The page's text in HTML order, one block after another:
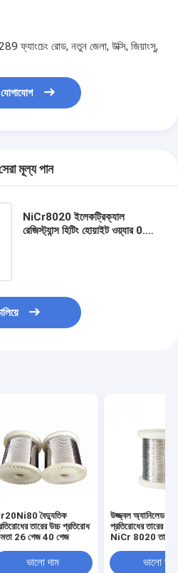
ফ্যাংচেং রোড, নতুন জেলা, উক্সি, জিয়াংসু,
মূল্য পান
NiCr8020 ইলেকট্রিক্যাল
রেজিস্ট্যান্স হিটিং হোয়াইট ওয়্যার 0.05
বৈদ্যুতিক
তারের উচ্চ প্রতিরোধ
26 গেজ 40 গেজ
ভালো দাম
উজ্জ্বল অ্যানিলেড
প্রতিরোধের তারের কম
NiCr 8020 তার
ভালো দাম